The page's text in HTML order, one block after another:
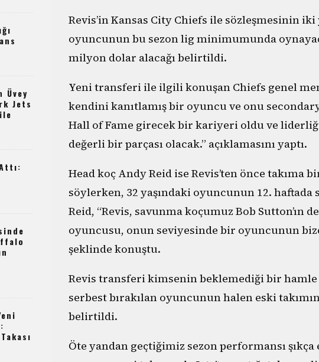
Revis’in Kansas City Chiefs ile sözleşmesinin
oyuncunun bu sezon lig minimumunda
milyon dolar alacağı belirtildi.
Yeni transferi ile ilgili konuşan Chiefs genel
kendini kanıtlamış bir oyuncu ve onu
Hall of Fame girecek bir kariyeri oldu ve
değerli bir parçası olacak.” açıklamasını yaptı.
Head koç Andy Reid ise Revis’ten önce
söylerken, 32 yaşındaki oyuncunun 12.
Reid, “Revis, savunma koçumuz Bob Sutton’ın
oyuncusu, onun seviyesinde bir oyuncunun
şeklinde konuştu.
Revis transferi kimsenin beklemediği bir hamle
serbest bırakılan oyuncunun halen eski
belirtildi.
Öte yandan geçtiğimiz sezon performansı
Üvey
Jets